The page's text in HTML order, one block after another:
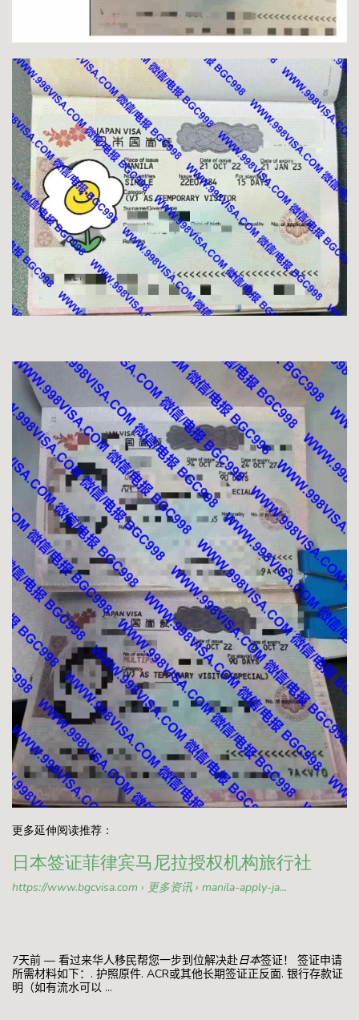
更多延伸阅读推荐：
日本签证菲律宾马尼拉授权机构旅行社
https://www.bgcvisa.com › 更多资讯 › manila-apply-ja...
7天前 — 看过来华人移民帮您一步到位解决赴日本签证！ 签证申请
所需材料如下：. 护照原件. ACR或其他长期签证正反面. 银行存款证
明（如有流水可以 ...